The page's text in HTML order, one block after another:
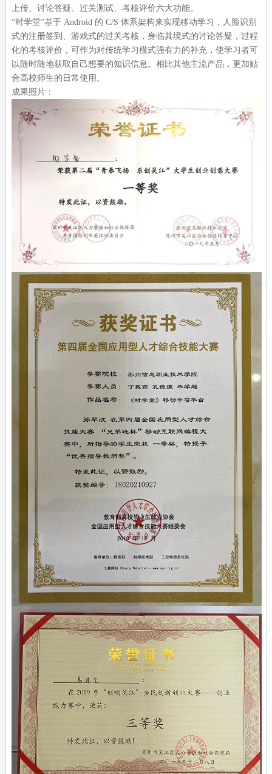
上传、讨论答疑、过关测试、考核评价六大功能。
“时学堂”基于 Android 的 C/S 体系架构来实现移动学习，人脸识别
式的注册签到、游戏式的过关考核，身临其境式的讨论答疑，过程
化的考核评价，可作为对传统学习模式强有力的补充，使学习者可
以随时随地获取自己想要的知识信息。相比其他主流产品，更加贴
合高校师生的日常使用。
成果照片：